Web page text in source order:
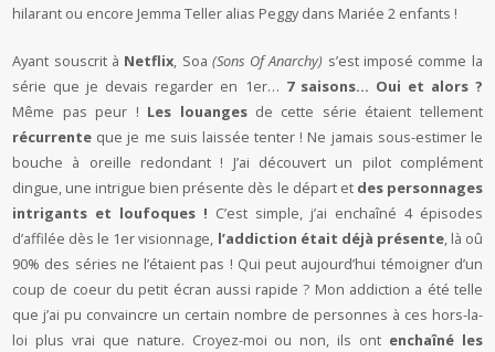
hilarant ou encore Jemma Teller alias Peggy dans Mariée 2 enfants !
Ayant souscrit à Netflix, Soa (Sons Of Anarchy) s’est imposé comme la
série que je devais regarder en 1er… 7 saisons… Oui et alors ?
Même pas peur ! Les louangesde cette série étaient tellement
récurrente que je me suis laissée tenter ! Ne jamais sous-estimer le
bouche à oreille redondant ! J’ai découvert un pilot complément
dingue, une intrigue bien présente dès le départ et des personnages
intrigants et loufoques ! C’est simple, j’ai enchaîné 4 épisodes
d’affilée dès le 1er visionnage, l’addiction était déjà présente, là oû
90% des séries ne l’étaient pas ! Qui peut aujourd’hui témoigner d’un
coup de coeur du petit écran aussi rapide ? Mon addiction a été telle
que j’ai pu convaincre un certain nombre de personnes à ces hors-la-
loi plus vrai que nature. Croyez-moi ou non, ils ont enchaîné les